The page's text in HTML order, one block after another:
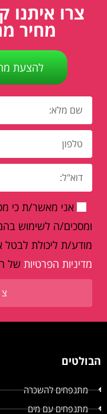
צרו
מחיר
להצעת
אני מאשר/ת כי
ומסכים/ה לשימוש
מודע/ת ליכולת
מדיניות הפרטיות של
הבולטים
מתנפחים להשכרה
מתנפחים עם מים